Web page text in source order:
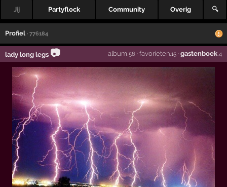
Jij Partyflock Community Overig 🔍
Profiel · 776184
lady long legs 📷 album ,56 · favorieten,15· gastenboek,4